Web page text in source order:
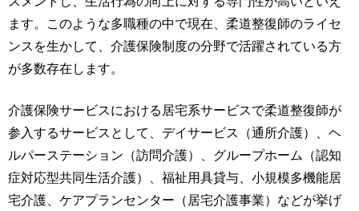
ます。このような多職種の中で現在、柔道整復師のライセ
ンスを生かして、介護保険制度の分野で活躍されている方
が多数存在します。
介護保険サービスにおける居宅系サービスで柔道整復師が
参入するサービスとして、デイサービス（通所介護）、ヘ
ルパーステーション（訪問介護）、グループホーム（認知
症対応型共同生活介護）、福祉用具貸与、小規模多機能居
宅介護、ケアプランセンター（居宅介護事業）などが挙げ